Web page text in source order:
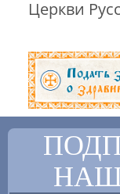
Церкви